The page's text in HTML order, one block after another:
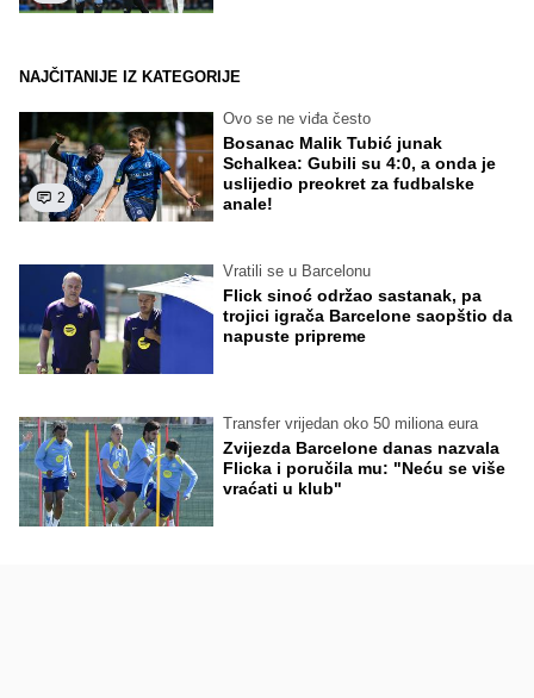
NAJČITANIJE IZ KATEGORIJE
2
Ovo se ne viđa često
Bosanac Malik Tubić junak
Schalkea: Gubili su 4:0, a onda je
uslijedio preokret za fudbalske
anale!
Vratili se u Barcelonu
Flick sinoć održao sastanak, pa
trojici igrača Barcelone saopštio da
napuste pripreme
Transfer vrijedan oko 50 miliona eura
Zvijezda Barcelone danas nazvala
Flicka i poručila mu: "Neću se više
vraćati u klub"